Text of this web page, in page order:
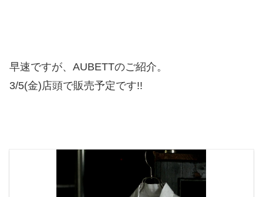
早速ですが、AUBETTのご紹介。
3/5(金)店頭で販売予定です!!